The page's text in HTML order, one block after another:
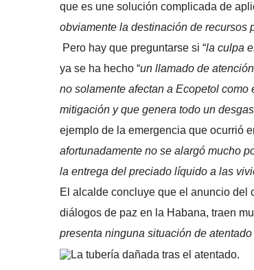
que es une solución complicada de
obviamente la destinación de recursos
Pero hay que preguntarse si “la culpa
ya se ha hecho “un llamado de
no solamente afectan a Ecopetol
mitigación y que genera todo un
ejemplo de la emergencia que ocurrió
afortunadamente no se alargó mucho
la entrega del preciado líquido a las
El alcalde concluye que el anuncio del
diálogos de paz en la Habana, traen
presenta ninguna situación de